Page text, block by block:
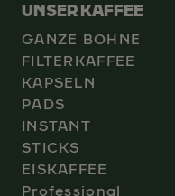
UNSER KAFFEE
GANZE BOHNE
FILTERKAFFEE
KAPSELN
PADS
INSTANT
STICKS
EISKAFFEE
Professional